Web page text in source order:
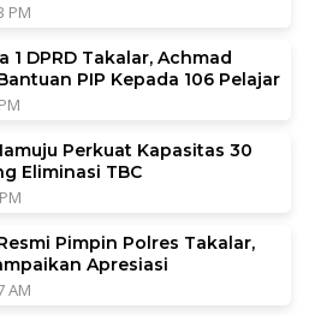
PM
DPRD Takalar, Achmad
PIP Kepada 106 Pelajar
Perkuat Kapasitas 30
Eliminasi TBC
Pimpin Polres Takalar,
Apresiasi
AM